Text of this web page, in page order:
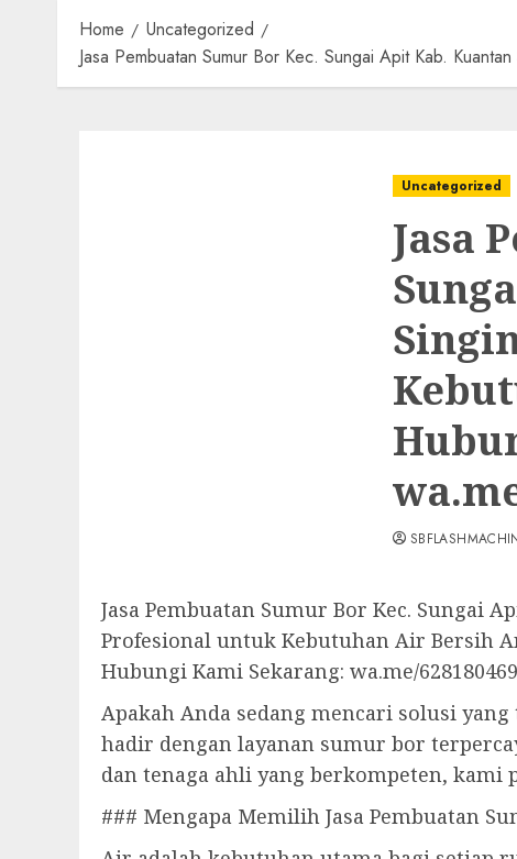
Home
Uncategorized
Jasa Pembuatan Sumur Bor Kec. Sungai Apit Kab.
Uncategorized
Jasa
Jasa Pembuatan Sumur Bor Kec. Sungai
Profesional untuk Kebutuhan Air Bersih
Hubungi Kami Sekarang: wa.me/
Apakah Anda sedang mencari solusi
hadir dengan layanan sumur bor
dan tenaga ahli yang berkompeten, kami
### Mengapa Memilih Jasa Pembuatan